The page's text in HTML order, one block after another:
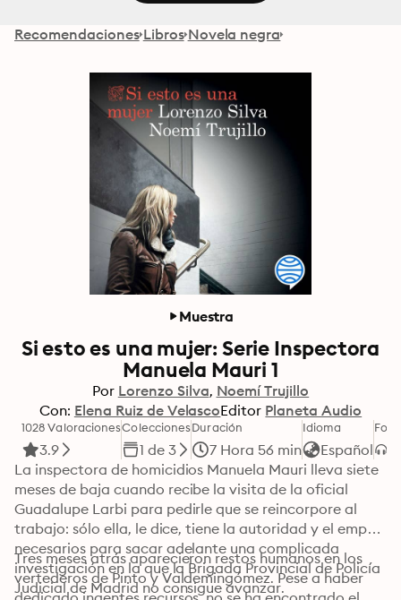
Recomendaciones Libros Novela negra
Muestra
Si esto es una mujer: Serie Inspectora
Manuela Mauri 1
Por Lorenzo Silva Noemí Trujillo
Con: Elena Ruiz de VelascoEditor Planeta Audio
1028 Valoraciones
3.9
Colecciones
1 de 3
Duración
7 Hora 56 min
Idioma
Español
La inspectora de homicidios Manuela Mauri lleva siete
meses de baja cuando recibe la visita de la oficial
Guadalupe Larbi para pedirle que se reincorpore al
trabajo: sólo ella, le dice, tiene la autoridad y el empuje
necesarios para sacar adelante una complicada
investigación en la que la Brigada Provincial de Policía
Judicial de Madrid no consigue avanzar.
Tres meses atrás aparecieron restos humanos en los
vertederos de Pinto y Valdemingómez. Pese a haber